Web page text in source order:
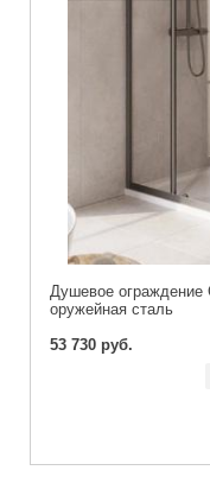
Душевое ограждение
оружейная сталь
53 730 руб.